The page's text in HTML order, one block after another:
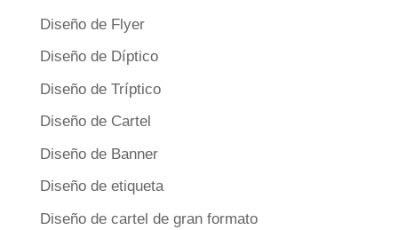
Diseño de Flyer
Diseño de Díptico
Diseño de Tríptico
Diseño de Cartel
Diseño de Banner
Diseño de etiqueta
Diseño de cartel de gran formato